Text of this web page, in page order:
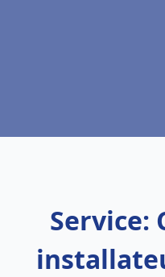
Service: